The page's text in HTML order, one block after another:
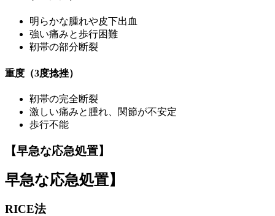
明らかな腫れや皮下出血
強い痛みと歩行困難
靭帯の部分断裂
重度（3度捻挫）
靭帯の完全断裂
激しい痛みと腫れ、関節が不安定
歩行不能
【早急な応急処置】
早急な応急処置】
RICE法